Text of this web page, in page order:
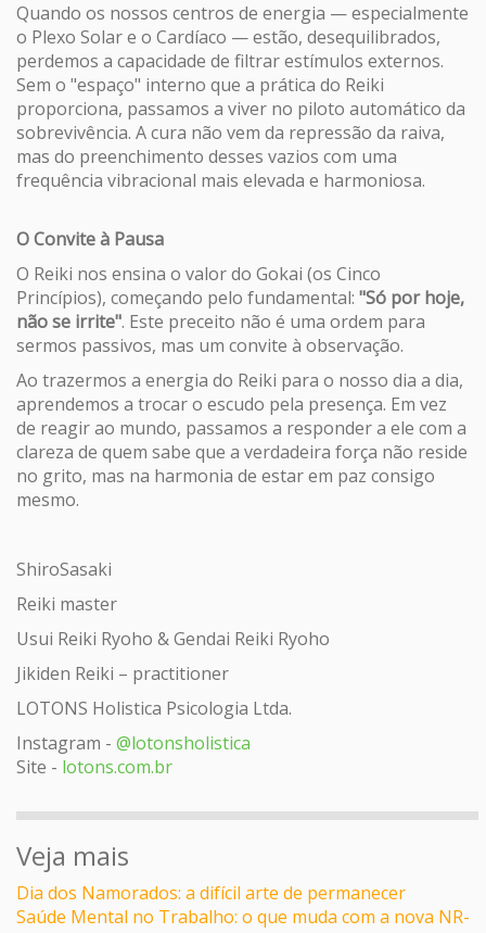
Quando os nossos centros de energia — especialmente
o Plexo Solar e o Cardíaco — estão, desequilibrados,
perdemos a capacidade de filtrar estímulos externos.
Sem o "espaço" interno que a prática do Reiki
proporciona, passamos a viver no piloto automático da
sobrevivência. A cura não vem da repressão da raiva,
mas do preenchimento desses vazios com uma
frequência vibracional mais elevada e harmoniosa.
O Convite à Pausa
O Reiki nos ensina o valor do Gokai (os Cinco
Princípios), começando pelo fundamental: "Só por hoje,
não se irrite". Este preceito não é uma ordem para
sermos passivos, mas um convite à observação.
Ao trazermos a energia do Reiki para o nosso dia a dia,
aprendemos a trocar o escudo pela presença. Em vez
de reagir ao mundo, passamos a responder a ele com a
clareza de quem sabe que a verdadeira força não reside
no grito, mas na harmonia de estar em paz consigo
mesmo.
ShiroSasaki
Reiki master
Usui Reiki Ryoho & Gendai Reiki Ryoho
Jikiden Reiki – practitioner
LOTONS Holistica Psicologia Ltda.
Instagram - @lotonsholistica
Site - lotons.com.br
Veja mais
Dia dos Namorados: a difícil arte de permanecer
Saúde Mental no Trabalho: o que muda com a nova NR-